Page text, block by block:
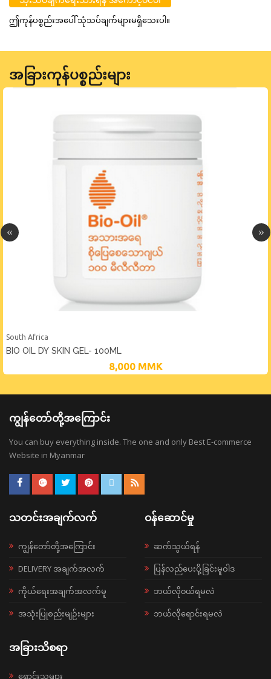
ဤကုန်ပစ္စည်းအပေါ် သုံသပ်ချက်များမရှိသေးပါ။
အခြားကုန်ပစ္စည်းများ
South Africa
BIO OIL DY SKIN GEL- 100ML
8,000 MMK
ကျွန်တော်တို့အကြောင်း
You can buy everything inside. The one and only Best E-commerce
Website in Myanmar
သတင်းအချက်လက်
ကျွန်တော်တို့အကြောင်း
DELIVERY အချက်အလက်
ကိုယ်ရေးအချက်အလက်မူ
အသုံးပြုစည်းမျဉ်းများ
ဝန်ဆောင်မှု
ဆက်သွယ်ရန်
ပြန်လည်ပေးပို့ခြင်းမူဝါဒ
ဘယ်လို၀ယ်ရမလဲ
ဘယ်လိုရောင်းရမလဲ
အခြားသိစရာ
ရောင်းသူများ